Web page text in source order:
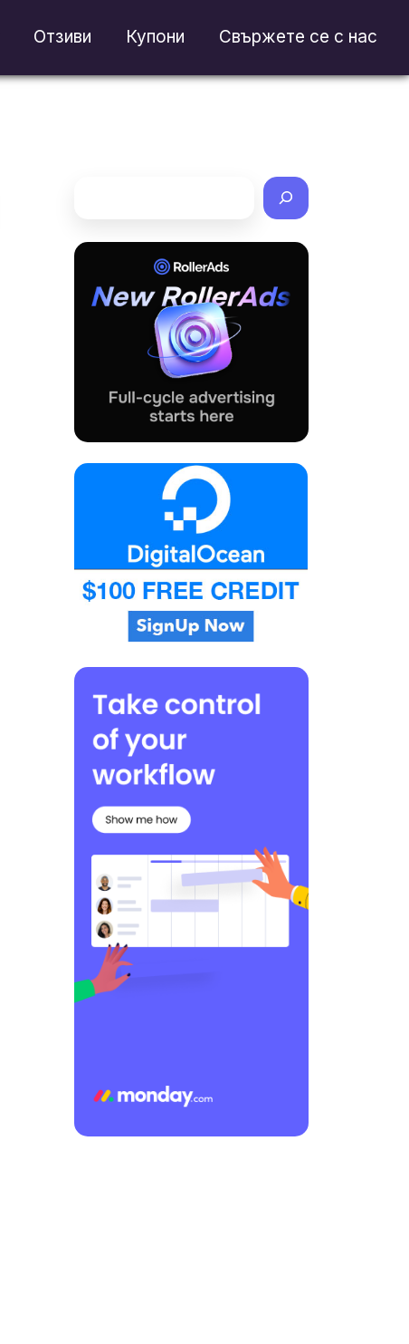
Отзиви Купони Свържете се с нас